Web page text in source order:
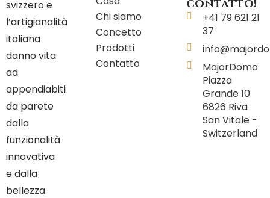
svizzero e
l’artigianalità
italiana
danno vita
ad
appendiabiti
da parete
dalla
funzionalità
innovativa
e dalla
bellezza
Chi siamo
Concetto
Prodotti
Contatto
+41 79 621 21
37
MajorDomo
Piazza
Grande 10
6826 Riva
San Vitale -
Switzerland